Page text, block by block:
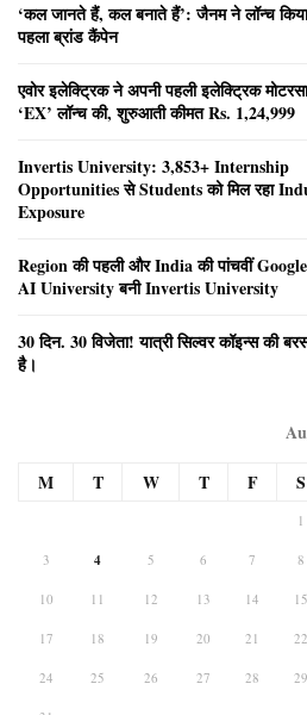
‘कल जानते हैं, कल बनाते हैं’: जैनम ने लॉन्च
पहला ब्रांड कैंपेन
एवोर इलेक्ट्रिक ने अपनी पहली इलेक्ट्रिक
‘EX’ लॉन्च की, शुरुआती कीमत Rs. 1,24,999
Invertis University: 3,853+ Internship
Opportunities से Students को मिल रहा
Exposure
Region की पहली और India की पांचवीं
AI University बनी Invertis University
30 दिन. 30 विजेता! यात्री सिल्वर कॉइन्स की
है।
M
T W T F S
1
3 4 5 6 7 8
10 11 12 13 14 15
17 18 19 20 21 22
24 25 26 27 28 29